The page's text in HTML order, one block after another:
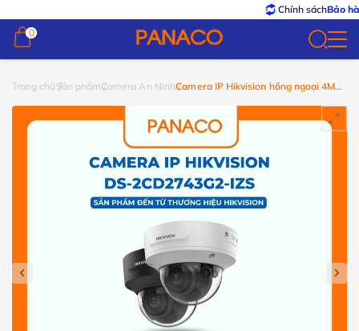
Chính sáchBảo hành –
0
0
Trang chủ Sản phẩmCamera An NinhCamera IP Hikvision hồng ngoại 4MP